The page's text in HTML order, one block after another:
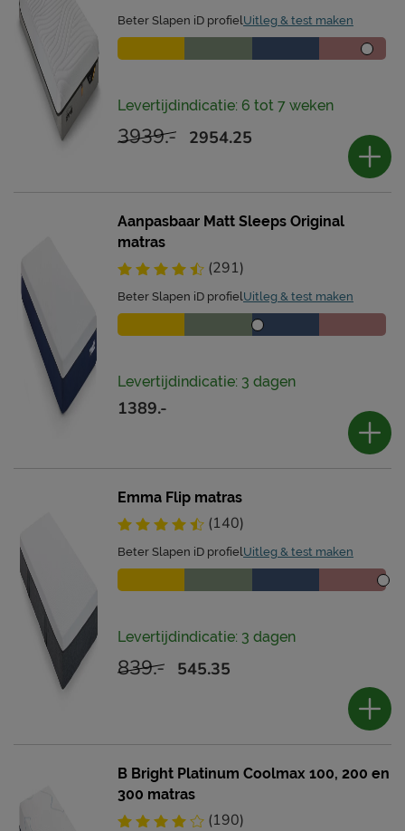
Beter Slapen iD profielUitleg & test maken
Levertijdindicatie: 6 tot 7 weken
3939.- 2954.25
Aanpasbaar Matt Sleeps Original
matras
(291)
Beter Slapen iD profielUitleg & test maken
Levertijdindicatie: 3 dagen
1389.-
Emma Flip matras
(140)
Beter Slapen iD profielUitleg & test maken
Levertijdindicatie: 3 dagen
839.- 545.35
B Bright Platinum Coolmax 100, 200 en
300 matras
(190)